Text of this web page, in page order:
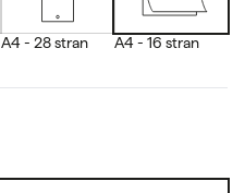
A4 - 28 stran A4 - 16 stran